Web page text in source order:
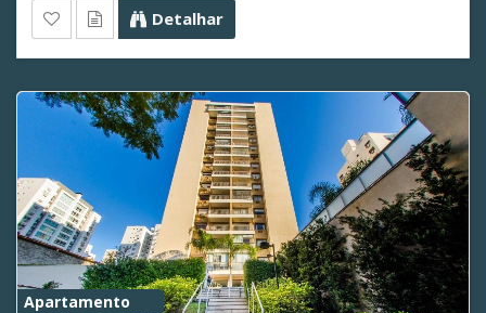
Detalhar
Apartamento